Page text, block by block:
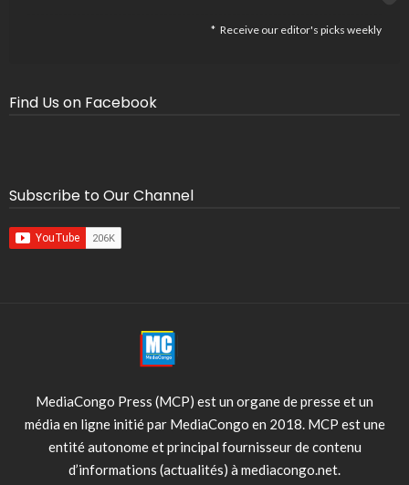
Receive our editor's picks weekly
Find Us on Facebook
Subscribe to Our Channel
MediaCongo Press (MCP) est un organe de presse et un
média en ligne initié par MediaCongo en 2018. MCP est une
entité autonome et principal fournisseur de contenu
d’informations (actualités) à mediacongo.net.